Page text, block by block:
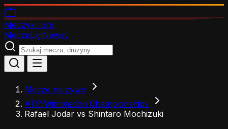
Meczyki .org
MeczeLigiNewsy
Mecze na żywo
ATP Wimbledon Championships
Rafael Jodar vs Shintaro Mochizuki